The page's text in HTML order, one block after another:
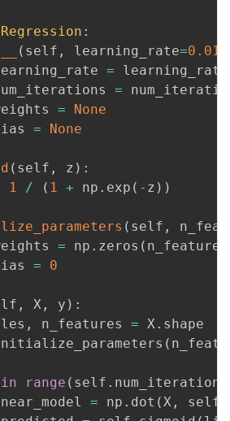
:
( self , learning_rate=0.01
= learning_rate
=
=
None
= None
( self , z ) :
1 / ( 1 + np . exp ( - z ) )
( self ,
= np . zeros ( n_features
= 0
, X , y ) :
, n_features = X. shape
(
in range ( self . num_iterations
= np . dot (X , self